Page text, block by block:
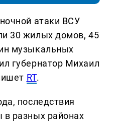
атаки ВСУ
30 жилых домов, 45
музыкальных
губернатор Михаил
RT.
последствия
в разных районах